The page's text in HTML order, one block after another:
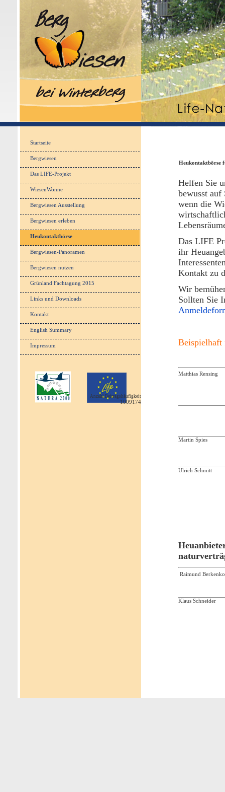
Startseite
Bergwiesen
Das LIFE-Projekt
WiesenWonne
Bergwiesen Ausstellung
Bergwiesen erleben
Heukontaktbörse
Bergwiesen-Panoramen
Bergwiesen nutzen
Grünland Fachtagung 2015
Links und Downloads
Kontakt
English Summary
Impressum
Anzahl Beitragshäufigkeit
1009174
Heukontaktbörse
Helfen Sie
bewusst auf
wenn die
Das LIFE
ihr
Kontakt zu
Wir
Sollten Sie
Beispielhaft
Matthias Rensing
Martin Spies
Ulrich Schmitt
Raimund
Klaus Schneider